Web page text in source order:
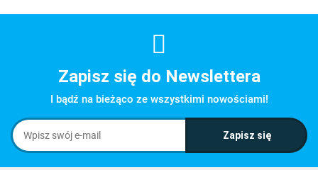
Zapisz się do Newslettera
I bądź na bieżąco ze wszystkimi nowościami!